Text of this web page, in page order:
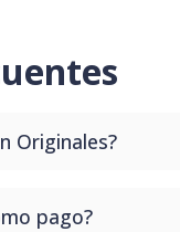
Originales?
pago?